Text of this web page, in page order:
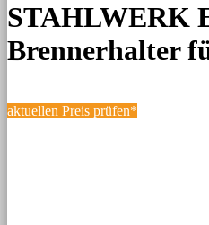
STAHLWERK
Brennerhalter
aktuellen Preis prüfen*